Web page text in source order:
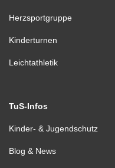
Herzsportgruppe
Kinderturnen
Leichtathletik
TuS-Infos
Kinder- & Jugendschutz
Blog & News